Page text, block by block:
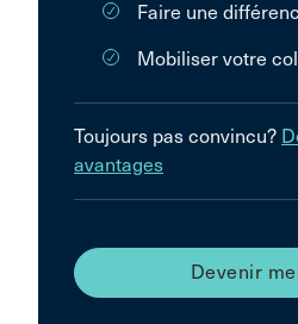
Faire une
Mobiliser votre
Toujours pas convincu?
avantages
Devenir